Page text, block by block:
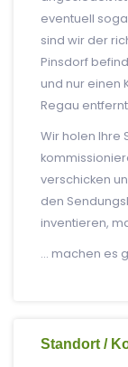
eventuell
sind wir der
Pinsdorf
und nur einen
Regau
Wir holen Ihre
verschicken
den
inventieren,
… machen es
Standort /